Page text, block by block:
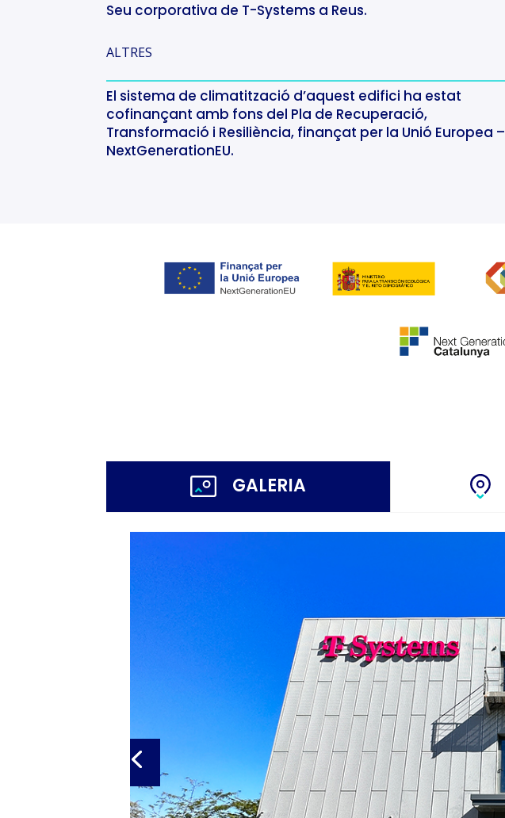
Seu corporativa de T-Systems a Reus.
ALTRES
El sistema de climatització d’aquest edifici ha estat
cofinançant amb fons del Pla de Recuperació,
Transformació i Resiliència, finançat per la Unió Europea –
NextGenerationEU.
GALERIA